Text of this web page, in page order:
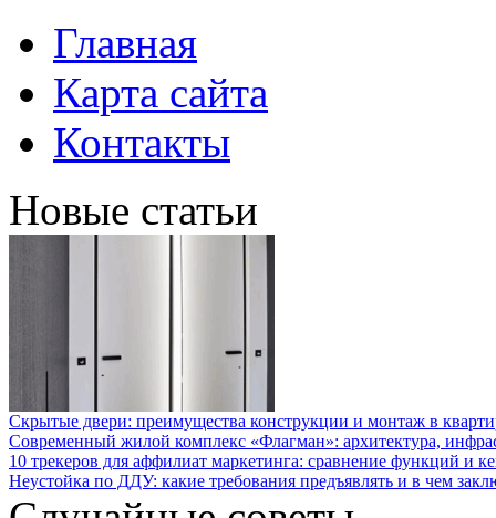
Главная
Карта сайта
Контакты
Новые статьи
Скрытые двери: преимущества конструкции и монтаж в
Современный жилой комплекс «Флагман»: архитектура,
10 трекеров для аффилиат маркетинга: сравнение функций и
Неустойка по ДДУ: какие требования предъявлять и в чем